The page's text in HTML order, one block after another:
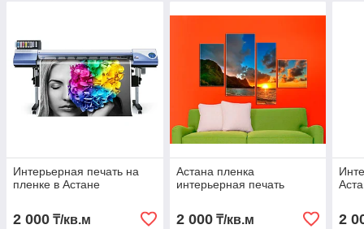
Интерьерная печать на
пленке в Астане
2 000 ₸/кв.м
Астана пленка
интерьерная печать
2 000₸/кв.м 2